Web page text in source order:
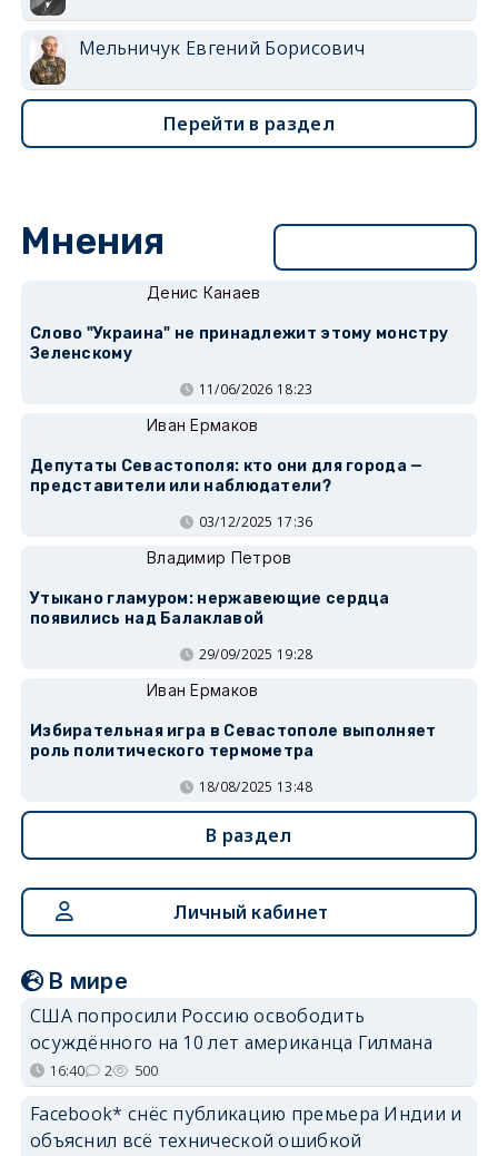
Мельничук Евгений Борисович
Перейти в раздел
Мнения
Денис Канаев
Слово "Украина" не принадлежит этому монстру
Зеленскому
11/06/2026 18:23
Иван Ермаков
Депутаты Севастополя: кто они для города —
представители или наблюдатели?
03/12/2025 17:36
Владимир Петров
Утыкано гламуром: нержавеющие сердца
появились над Балаклавой
29/09/2025 19:28
Иван Ермаков
Избирательная игра в Севастополе выполняет
роль политического термометра
18/08/2025 13:48
В раздел
Личный кабинет
В мире
США попросили Россию освободить
осуждённого на 10 лет американца Гилмана
16:40 2 500
Facebook* снёс публикацию премьера Индии и
объяснил всё технической ошибкой